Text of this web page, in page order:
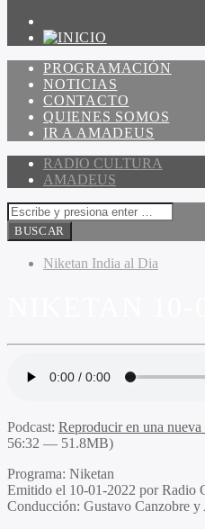
PROGRAMACIÓN
NOTICIAS
CONTACTO
QUIENES SOMOS
IR A AMADEUS
RADIO CULTURA
AMADEUS
Niketan India al Dia
Podcast: Reproducir en una nueva
56:32 — 51.8MB)
Programa: Niketan
Emitido el 10-01-2022 por Radio
Conducción: Gustavo Canzobre y